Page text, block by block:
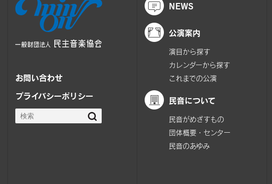
お問い合わせ
プライバシーポリシー
NEWS
公演案内
演目から探す
カレンダーから探す
これまでの公演
民音について
民音がめざすもの
団体概要・センター
民音のあゆみ